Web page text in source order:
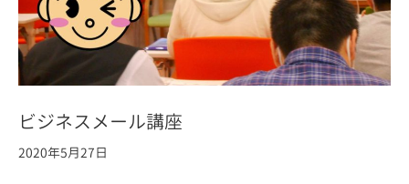
ビジネスメール講座
2020年5月27日